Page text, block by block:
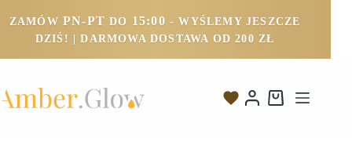
ZAMÓW PN-PT DO 15:00 - WYŚLEMY JESZCZE
DZIŚ! | DARMOWA DOSTAWA OD 200 ZŁ